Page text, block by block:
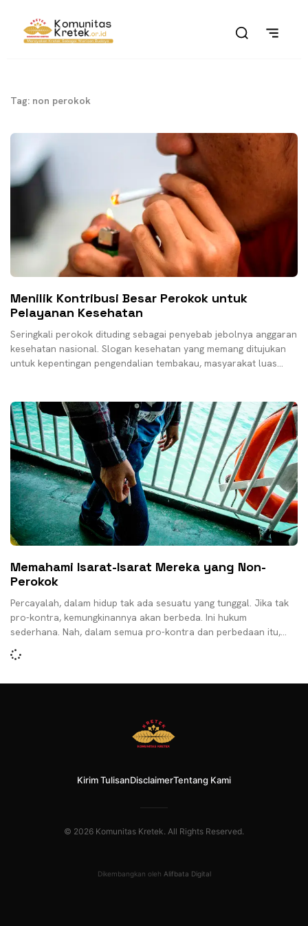
Tag: non perokok
Menilik Kontribusi Besar Perokok untuk
Pelayanan Kesehatan
Seringkali perokok dituding sebagai penyebab jebolnya anggaran
kesehatan nasional. Slogan kesehatan yang memang ditujukan
untuk kepentingan pengendalian tembakau, masyarakat luas
Memahami Isarat-Isarat Mereka yang Non-
Perokok
Percayalah, dalam hidup tak ada sesuatu yang tunggal. Jika tak
pro-kontra, kemungkinannya akan berbeda. Ini hukum
sederhana. Nah, dalam semua pro-kontra dan perbedaan itu,
hanya
Kirim TulisanDisclaimerTentang Kami
© 2026 Komunitas Kretek. All Rights Reserved.
Dikembangkan oleh Alifbata Digital